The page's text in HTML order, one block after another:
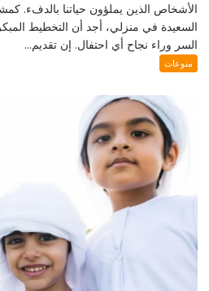
الأشخاص الذين يملؤون حياتنا بالدفء.
السعيدة في منزلي، أجد أن التخطيط
السر وراء نجاح أي احتفال. إن تقديم...
منوعات